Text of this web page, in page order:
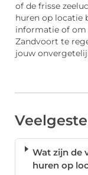
of de frisse
huren op locatie
informatie of om
Zandvoort te
jouw
Wat zijn de
huren op